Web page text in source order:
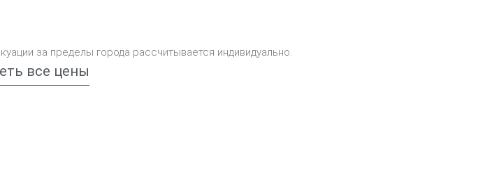
за пределы города рассчитывается индивидуально.
все цены